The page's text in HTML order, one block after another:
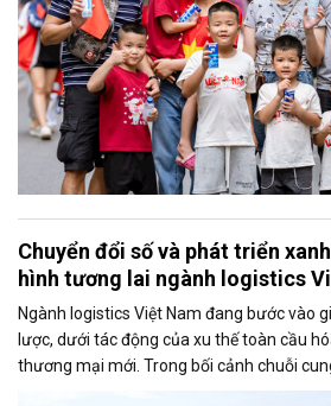
Chuyển đổi số và phát triển
hình tương lai ngành logistics
Ngành logistics Việt Nam đang bước vào
lược, dưới tác động của xu thế toàn cầu
thương mại mới. Trong bối cảnh chuỗi
trúc, chuyển đổi số và phát triển xanh